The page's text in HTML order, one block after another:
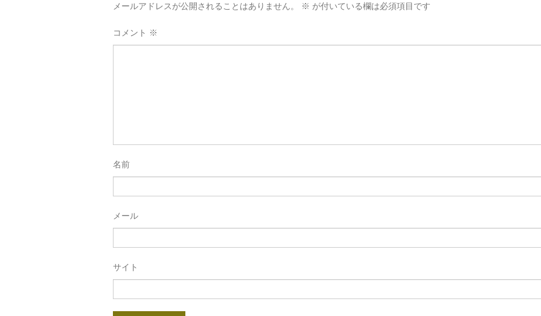
メールアドレスが公開されることはありません。 ※ が付いている欄は必須項目です
コメント ※
名前
メール
サイト